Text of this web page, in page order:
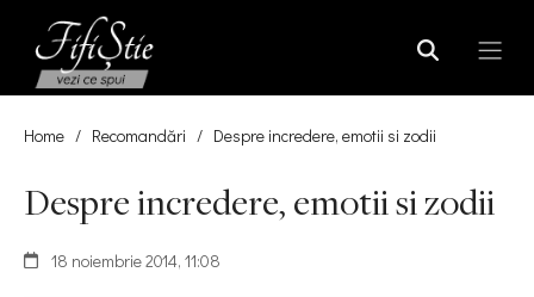
Home / Recomandări / Despre incredere, emotii si zodii
Despre incredere, emotii si zodii
18 noiembrie 2014, 11:08